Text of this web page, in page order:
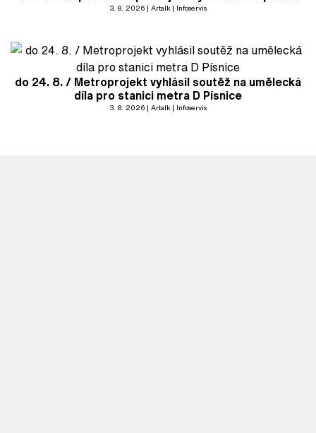
3. 8. 2026 Artalk Infoservis
do 24. 8. / Metroprojekt vyhlásil soutěž na umělecká
díla pro stanici metra D Písnice
3. 8. 2026 Artalk Infoservis